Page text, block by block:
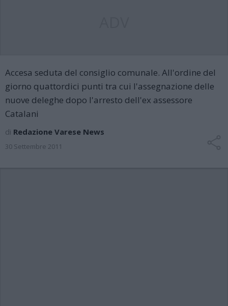
Accesa seduta del consiglio comunale. All'ordine del
giorno quattordici punti tra cui l'assegnazione delle
nuove deleghe dopo l'arresto dell'ex assessore
Catalani
di Redazione Varese News
30 Settembre 2011